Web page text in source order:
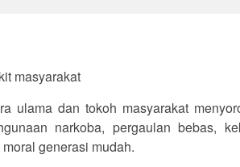
masyarakat
ulama dan tokoh masyarakat
narkoba, pergaulan bebas,
generasi mudah.